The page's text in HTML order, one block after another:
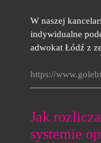
W naszej
indywidualne
adwokat Łódź z
https://
Jak
systemie